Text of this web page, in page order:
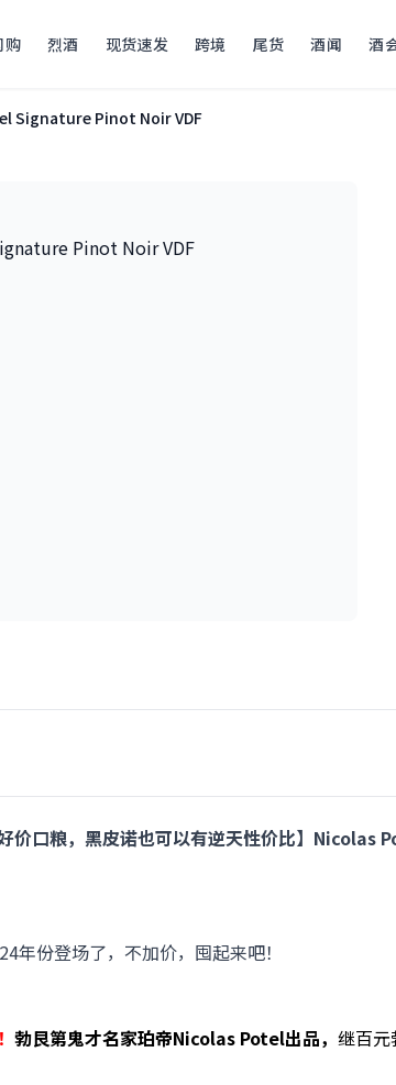
购 烈酒 现货速发 跨境 尾货 酒闻 酒
Signature Pinot Noir VDF
好价口粮，黑皮诺也可以有逆天性价比】
年份登场了，不加价，囤起来吧！
勃艮第鬼才名家珀帝Nicolas Potel出品， 继百元